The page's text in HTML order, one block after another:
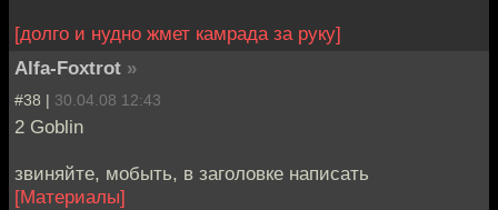
[долго и нудно жмет камрада за руку]
Alfa-Foxtrot »
#38 | 30.04.08 12:43
2 Goblin
звиняйте, мобыть, в заголовке написать
[Материалы]